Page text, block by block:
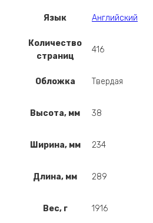
Язык Английский
Количество
страниц
416
Обложка Твердая
Высота, мм 38
Ширина, мм 234
Длина, мм 289
Вес, г 1916